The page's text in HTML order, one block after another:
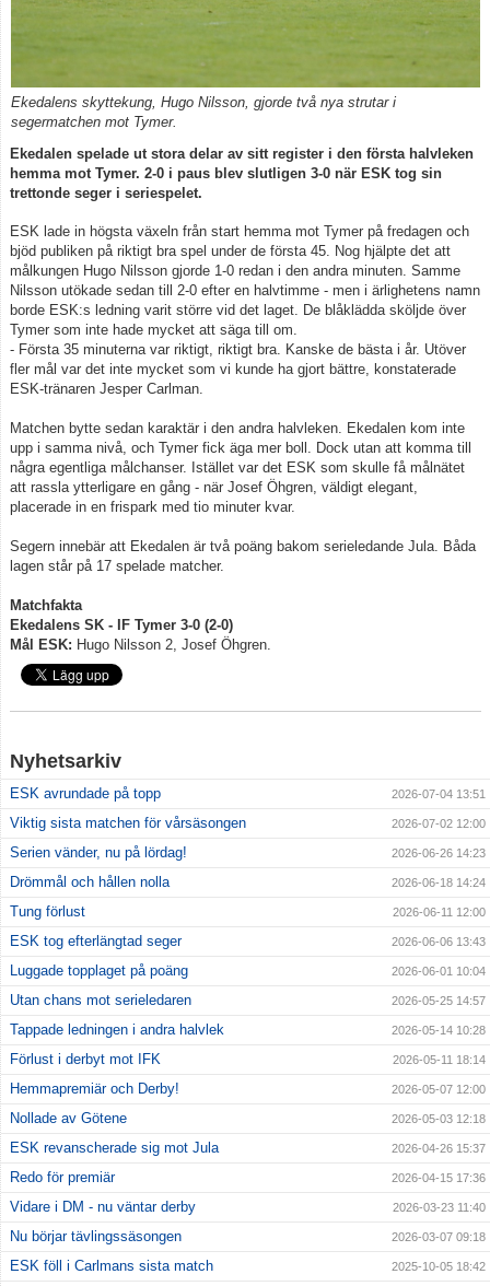
Ekedalens skyttekung, Hugo Nilsson, gjorde två nya strutar i
segermatchen mot Tymer.
Ekedalen spelade ut stora delar av sitt register i den första halvleken
hemma mot Tymer. 2-0 i paus blev slutligen 3-0 när ESK tog sin
trettonde seger i seriespelet.
ESK lade in högsta växeln från start hemma mot Tymer på fredagen och
bjöd publiken på riktigt bra spel under de första 45. Nog hjälpte det att
målkungen Hugo Nilsson gjorde 1-0 redan i den andra minuten. Samme
Nilsson utökade sedan till 2-0 efter en halvtimme - men i ärlighetens namn
borde ESK:s ledning varit större vid det laget. De blåklädda sköljde över
Tymer som inte hade mycket att säga till om.
- Första 35 minuterna var riktigt, riktigt bra. Kanske de bästa i år. Utöver
fler mål var det inte mycket som vi kunde ha gjort bättre, konstaterade
ESK-tränaren Jesper Carlman.
Matchen bytte sedan karaktär i den andra halvleken. Ekedalen kom inte
upp i samma nivå, och Tymer fick äga mer boll. Dock utan att komma till
några egentliga målchanser. Istället var det ESK som skulle få målnätet
att rassla ytterligare en gång - när Josef Öhgren, väldigt elegant,
placerade in en frispark med tio minuter kvar.
Segern innebär att Ekedalen är två poäng bakom serieledande Jula. Båda
lagen står på 17 spelade matcher.
Matchfakta
Ekedalens SK - IF Tymer 3-0 (2-0)
Mål ESK: Hugo Nilsson 2, Josef Öhgren.
Nyhetsarkiv
ESK avrundade på topp 2026-07-04 13:51
Viktig sista matchen för vårsäsongen 2026-07-02 12:00
Serien vänder, nu på lördag! 2026-06-26 14:23
Drömmål och hållen nolla 2026-06-18 14:24
Tung förlust 2026-06-11 12:00
ESK tog efterlängtad seger 2026-06-06 13:43
Luggade topplaget på poäng 2026-06-01 10:04
Utan chans mot serieledaren 2026-05-25 14:57
Tappade ledningen i andra halvlek 2026-05-14 10:28
Förlust i derbyt mot IFK 2026-05-11 18:14
Hemmapremiär och Derby! 2026-05-07 12:00
Nollade av Götene 2026-05-03 12:18
ESK revanscherade sig mot Jula 2026-04-26 15:37
Redo för premiär 2026-04-15 17:36
Vidare i DM - nu väntar derby 2026-03-23 11:40
Nu börjar tävlingssäsongen 2026-03-07 09:18
ESK föll i Carlmans sista match 2025-10-05 18:42